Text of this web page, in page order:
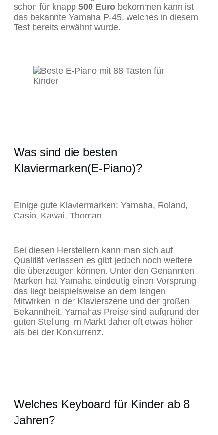
schon für knapp 500 Euro bekommen kann ist
das bekannte Yamaha P-45, welches in diesem
Test bereits erwähnt wurde.
Was sind die besten
Klaviermarken(E-Piano)?
Einige gute Klaviermarken: Yamaha, Roland,
Casio, Kawai, Thoman.
Bei diesen Herstellern kann man sich auf
Qualität verlassen es gibt jedoch noch weitere
die überzeugen können. Unter den Genannten
Marken hat Yamaha eindeutig einen Vorsprung
das liegt beispielsweise an dem langen
Mitwirken in der Klavierszene und der großen
Bekanntheit. Yamahas Preise sind aufgrund der
guten Stellung im Markt daher oft etwas höher
als bei der Konkurrenz.
Welches Keyboard für Kinder ab 8
Jahren?